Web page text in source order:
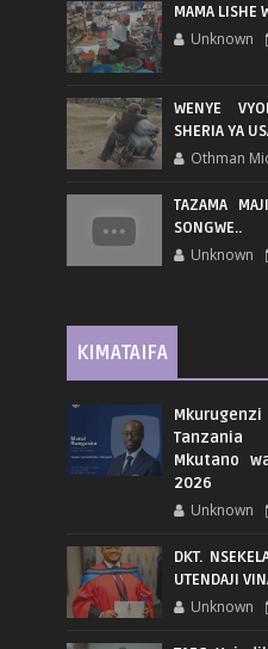
MAMA LISHE
Unknown
WENYE
SHERIA YA
Othman
TAZAMA
SONGWE..
Unknown
KIMATAIFA
Mkutano
2026
Unknown
DKT.
UTENDAJI
Unknown